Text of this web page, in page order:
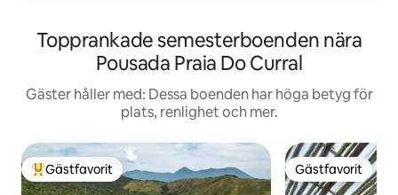
Topprankade semesterboenden nära
Pousada Praia Do Curral
Gäster håller med: Dessa boenden har höga betyg för
plats, renlighet och mer.
Populär gästfavorit
Gästfavorit Gästfavorit
Gästfavorit